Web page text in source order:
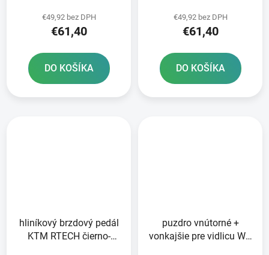
oranžová
€49,92 bez DPH
€61,40
DO KOŠÍKA
čierna
€49,92 bez DPH
€61,40
DO KOŠÍKA
hliníkový brzdový pedál
KTM RTECH čierno-
puzdro vnútorné +
vonkajšie pre vidlicu WP